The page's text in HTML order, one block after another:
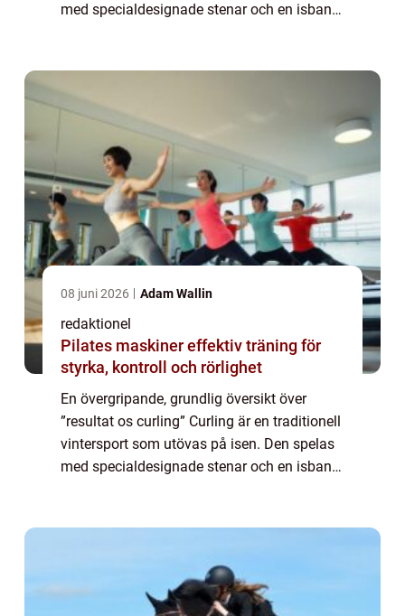
med specialdesignade stenar och en isbana
08 juni 2026 Adam Wallin
redaktionel
Pilates maskiner effektiv träning för
styrka, kontroll och rörlighet
En övergripande, grundlig översikt över
”resultat os curling” Curling är en traditionell
vintersport som utövas på isen. Den spelas
med specialdesignade stenar och en isbana